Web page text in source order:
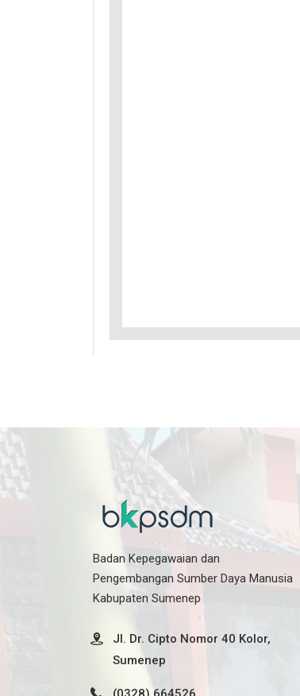
Badan Kepegawaian dan
Pengembangan Sumber Daya Manusia
Kabupaten Sumenep
Jl. Dr. Cipto Nomor 40 Kolor,
Sumenep